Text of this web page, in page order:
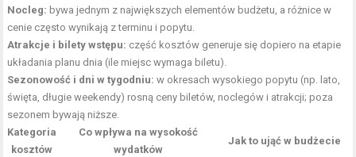
Nocleg: bywa jednym z największych elementów budżetu, a różnice w
cenie często wynikają z terminu i popytu.
Atrakcje i bilety wstępu: część kosztów generuje się dopiero na etapie
układania planu dnia (ile miejsc wymaga biletu).
Sezonowość i dni w tygodniu: w okresach wysokiego popytu (np. lato,
święta, długie weekendy) rosną ceny biletów, noclegów i atrakcji; poza
sezonem bywają niższe.
Kategoria
kosztów
Co wpływa na wysokość
wydatków
Jak to ująć w budżecie